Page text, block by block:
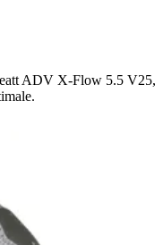
ADV X-Flow 5.5 V25,